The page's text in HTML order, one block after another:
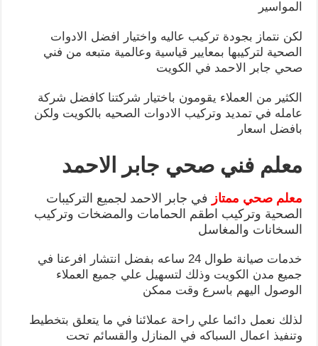
المواسير
لكن نتماز بجودة تركيب عاليه واختيار افضل الادوات
الصحية لتركيبها بمعايير قياسية وعالمية متبعه من فني
صحي جابر الاحمد في الكويت
الكثير من العملاء يقومون باختيار شركتنا كافضل شركة
عامله في تمديد وتركيب الادوات الصحيه بالكويت ولكن
بافضل اسعار
معلم فني صحي جابر الاحمد
معلم صحي ممتاز في جابر الاحمد لجميع التركيبات
الصحية وتركيب اطقم الحمامات والمضخات وتركيب
السخانات والمغاسل
خدمات صيانة طوال 24 ساعه بفضل انتشار افرعنا في
جميع مدن الكويت وذلك لتسهيل علي جميع العملاء
الوصول اليهم باسرع وقت ممكن
لذلك نعمل دائما علي راحة عملائنا في ما يتعلق بتخطيط
وتنفيذ اعمال السباكه في المنازل والقسائم تحت